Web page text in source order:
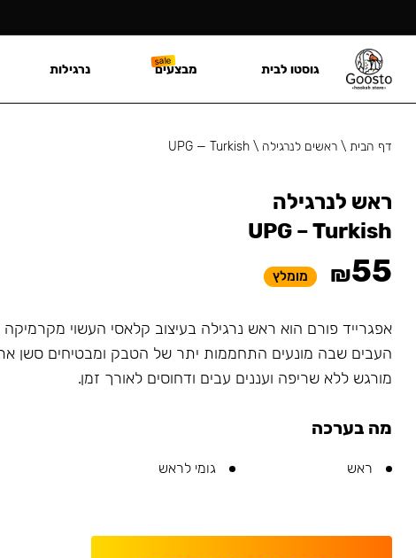
דף הבית\ ראשים לנרגילה \
UPG — Turkish
ראש לנרגילה
UPG – Turkish
₪55 מומלץ
אפגרייד פורם הוא ראש נרגילה בעיצוב קלאסי העשוי מקרמיקה
העבים שבה מונעים התחממות יתר של הטבק ומבטיחים סשן
מורגש ללא שריפה ועננים עבים ודחוסים לאורך זמן.
מה בערכה
ראש גומי לראש
גוסטו לבית מבצעים נרגילות